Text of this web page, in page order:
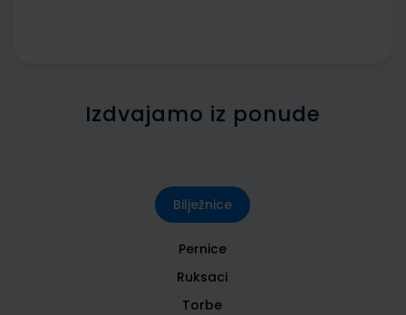
Izdvajamo iz ponude
Bilježnice
Pernice
Ruksaci
Torbe